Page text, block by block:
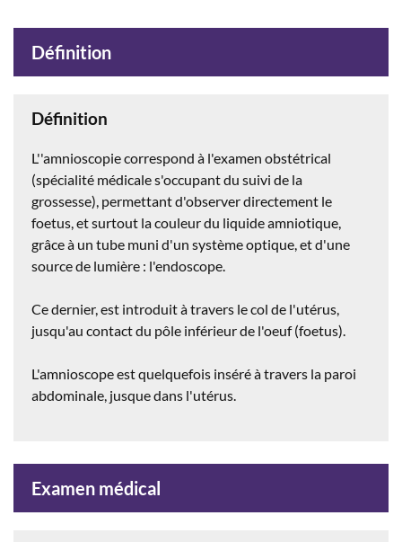
Définition
Définition
L''amnioscopie correspond à l'examen obstétrical
(spécialité médicale s'occupant du suivi de la
grossesse), permettant d'observer directement le
foetus,et surtout la couleur du liquideamniotique,
grâce à un tube muni d'un système optique, et d'une
source de lumière : l'endoscope.
Ce dernier,est introduit à travers le col de l'utérus,
jusqu'au contact du pôle inférieur de l'oeuf (foetus).
L'amnioscopeest quelquefois inséré à travers la paroi
abdominale, jusque dans l'utérus.
Examen médical